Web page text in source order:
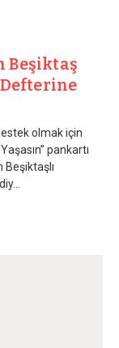
Beşiktaş
olmak için
pankartı
Beşiktaşlı